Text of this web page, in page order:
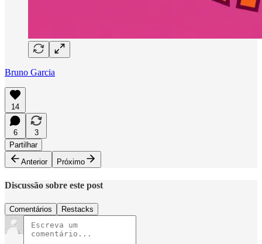
Bruno Garcia
14
6
3
Partilhar
Anterior
Próximo
Discussão sobre este post
Comentários Restacks